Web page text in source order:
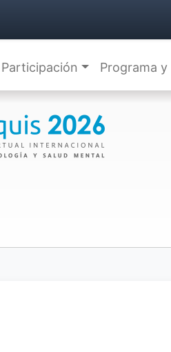
Participación Programa